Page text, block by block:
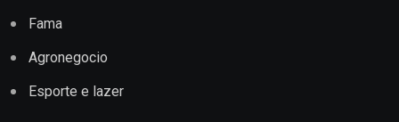
Fama
Agronegocio
Esporte e lazer